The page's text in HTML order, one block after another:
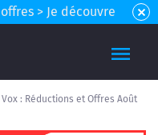
> Je découvre
: Réductions et Offres Août